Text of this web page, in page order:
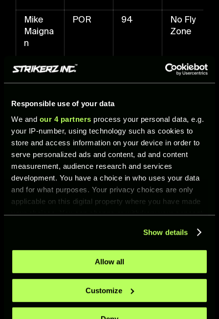
Responsible use of your data
We and our 4 partners process your personal data, e.g.
your IP-number, using technology such as cookies to
store and access information on your device in order to
serve personalized ads and content, ad and content
measurement, audience research and services
development. You have a choice in who uses your data
and for what purposes. Your privacy choices are only
applicable on this digital property where you have made
your choices. You can change or withdraw your consent
If you allow, we would also like to:
Collect information about your geographical location
Identify your device by actively scanning it for
specific characteristics (fingerprinting)
Show details
Allow all
Customize
Mike
Maigna
n
POR 94
No Fly
Zone
Scott
McTomi
nay
CC 93
Colpo
di testa
potent
e
bal
veloce